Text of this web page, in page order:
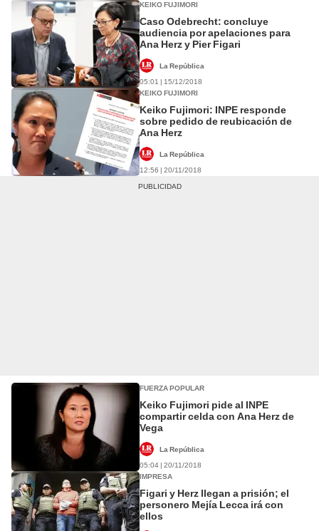
KEIKO FUJIMORI
Caso Odebrecht: concluye
audiencia por apelaciones para
Ana Herz y Pier Figari
La República
05:01 | 15/12/2018
KEIKO FUJIMORI
Keiko Fujimori: INPE responde
sobre pedido de reubicación de
Ana Herz
La República
12:56 | 20/11/2018
FUERZA POPULAR
Keiko Fujimori pide al INPE
compartir celda con Ana Herz de
Vega
La República
05:04 | 20/11/2018
IMPRESA
Figari y Herz llegan a prisión; el
personero Mejía Lecca irá con
ellos